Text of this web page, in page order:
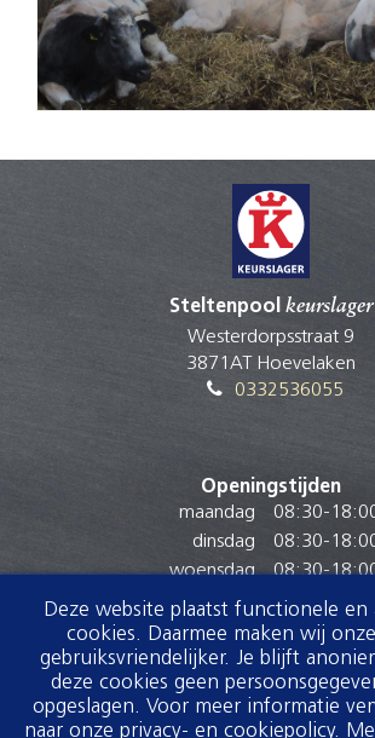
Voor het optimaal tonen van onze website
maken wij gebruik van cookies.
Steltenpool keurslager
Westerdorpsstraat 9
3871AT Hoevelaken
0332536055
Openingstijden
maandag
08:30-
dinsdag
08:30-
woensdag
08:30-
donderdag
08:30 -
vrijdag
08:30- 18:00
zaterdag
08:00-
zondag
Gesloten
Deze website plaatst functionele en
cookies. Daarmee maken wij
gebruiksvriendelijker. Je blijft
deze cookies geen
opgeslagen. Voor meer informatie
naar onze privacy- en cookiepolicy.